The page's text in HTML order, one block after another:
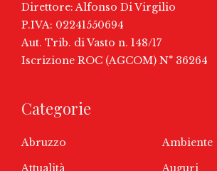
Direttore: Alfonso Di Virgilio
P.IVA: 02241550694
Aut. Trib. di Vasto n. 148/17
Iscrizione ROC (AGCOM) N° 36264
Categorie
Abruzzo
Ambiente